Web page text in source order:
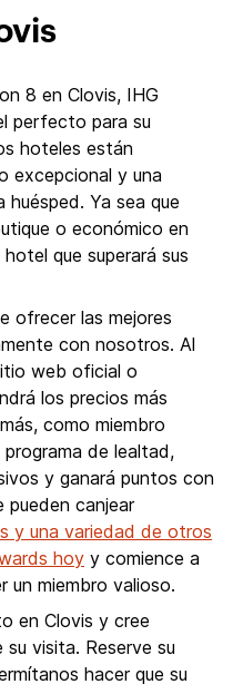
8 en Clovis, IHG
perfecto para su
hoteles están
excepcional y una
Ya sea que
o económico en
que superará sus
ofrecer las mejores
con nosotros. Al
web oficial o
los precios más
como miembro
programa de lealtad,
y ganará puntos con
canjear
y una variedad de otros
hoy y comience a
un miembro valioso.
en Clovis y cree
visita. Reserve su
hacer que su